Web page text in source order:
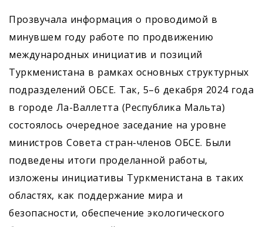
Прозвучала информация о проводимой в
минувшем году работе по продвижению
международных инициатив и позиций
Туркменистана в рамках основных структурных
подразделений ОБСЕ. Так, 5–6 декабря 2024 года
в городе Ла-Валлетта (Республика Мальта)
состоялось очередное заседание на уровне
министров Совета стран-членов ОБСЕ. Были
подведены итоги проделанной работы,
изложены инициативы Туркменистана в таких
областях, как поддержание мира и
безопасности, обеспечение экологического